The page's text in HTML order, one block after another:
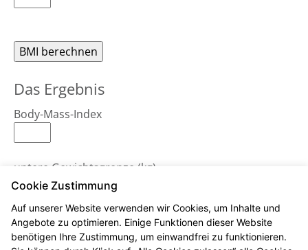
Das Ergebnis
Body-Mass-Index
untere Gewichtsgrenze (kg)
obere Gewichtsgrenze (kg)
Cookie Zustimmung
Auf unserer Website verwenden wir Cookies, um Inhalte und
Angebote zu optimieren. Einige Funktionen dieser Website
benötigen Ihre Zustimmung, um einwandfrei zu funktionieren.